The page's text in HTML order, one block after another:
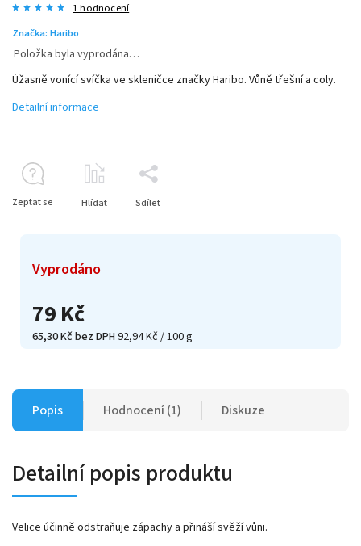
1 hodnocení
Značka: Haribo
79 Kč
65,30 Kč bez DPH92,94 Kč / 100 g
Vyprodáno
Položka byla vyprodána…
Úžasně vonící svíčka ve skleničce značky Haribo. Vůně třešní a coly.
Detailní informace
Zeptat se Hlídat Sdílet
Popis Hodnocení (1) Diskuze
Detailní popis produktu
Velice účinně odstraňuje zápachy a přináší svěží vůni.